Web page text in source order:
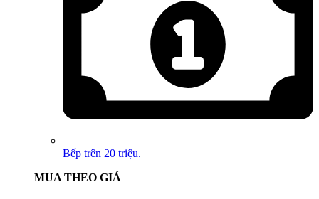
Bếp trên 20 triệu.
MUA THEO GIÁ